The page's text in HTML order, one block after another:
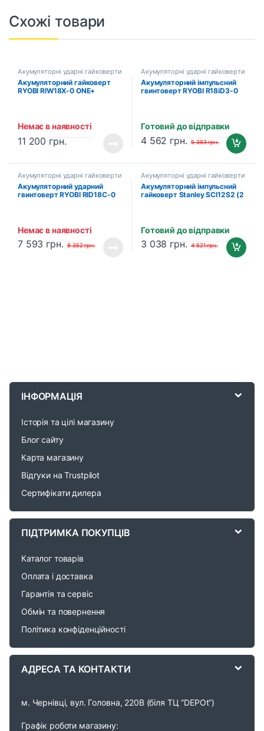
Схожі товари
Акумуляторні ударні гайковерти
та імпакти
Акумуляторний гайковерт
RYOBI RIW18X-0 ONE+
Немає в наявності
11 200 грн.
Акумуляторні ударні гайковерти
та імпакти
Акумуляторний імпульсний
гвинтоверт RYOBI R18iD3-0
Готовий до відправки
4 562 грн. 5 383грн.
Акумуляторні ударні гайковерти
та імпакти
Акумуляторний ударний
гвинтоверт RYOBI RID18C-0
Немає в наявності
7 593 грн. 8 352грн.
Акумуляторні ударні гайковерти
та імпакти
Акумуляторний імпульсний
гайковерт Stanley SCI12S2 (2
Готовий до відправки
3 038 грн. 4 521грн.
C
ІНФОРМАЦІЯ
Історія та цілі магазину
Блог сайту
Карта магазину
Відгуки на Trustpilot
Сертифікати дилера
ПІДТРИМКА ПОКУПЦІВ
Каталог товарів
Оплата і доставка
Гарантія та сервіс
Обмін та повернення
Політика конфіденційності
АДРЕСА ТА КОНТАКТИ
м. Чернівці, вул. Головна, 220В (біля ТЦ “DEPOt”)
Графік роботи магазину: